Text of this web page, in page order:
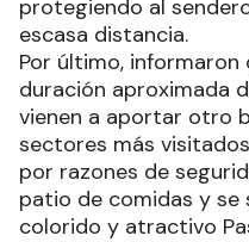
protegiendo al
escasa distancia.
Por último, informaron
duración aproximada
vienen a aportar otro
sectores más
por razones de
patio de comidas y
colorido y atractivo